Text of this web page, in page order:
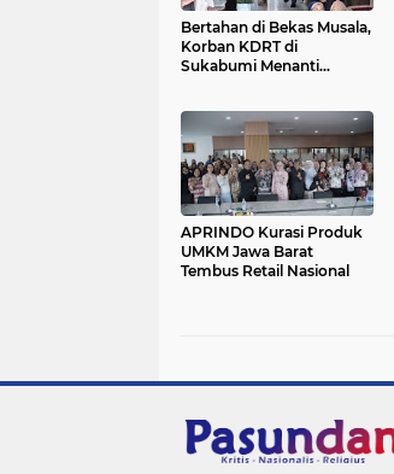
Bertahan di Bekas Musala,
Korban KDRT di
Sukabumi Menanti
APRINDO Kurasi Produk
UMKM Jawa Barat
Tembus Retail Nasional